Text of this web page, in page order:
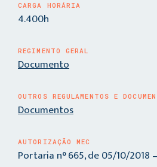
CARGA HORÁRIA
4.400h
REGIMENTO GERAL
Documento
OUTROS REGULAMENTOS E
Documentos
AUTORIZAÇÃO MEC
Portaria n° 665, de 05/10/2018